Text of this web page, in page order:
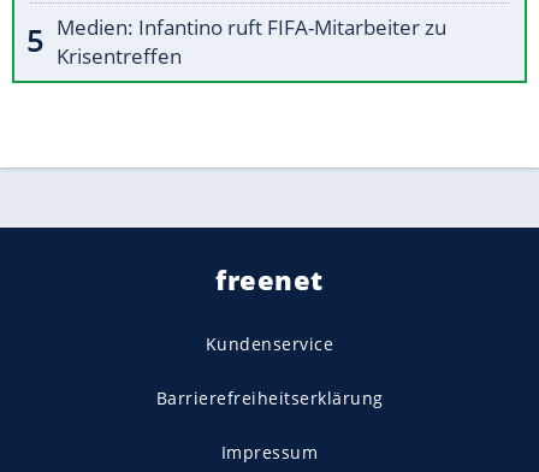
Medien: Infantino ruft FIFA-Mitarbeiter zu
Krisentreffen
freenet
Kundenservice
Barrierefreiheitserklärung
Impressum